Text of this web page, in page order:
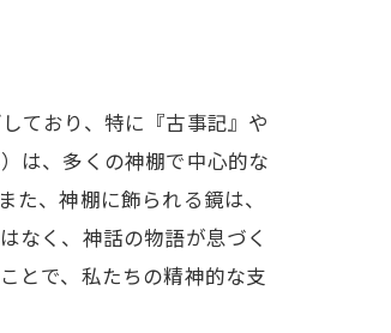
ており、特に『古事記』や
は、多くの神棚で中心的な
、神棚に飾られる鏡は、
なく、神話の物語が息づく
とで、私たちの精神的な支